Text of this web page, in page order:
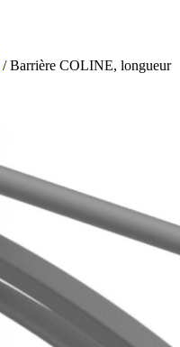
/ Barrière COLINE, longueur